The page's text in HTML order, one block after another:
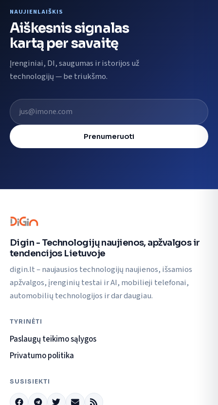
NAUJIENLAIŠKIS
Aiškesnis signalas
kartą per savaitę
Įrenginiai, DI, saugumas ir istorijos už
technologijų — be triukšmo.
El. pašto adresas
Prenumeruoti
Digin - Technologijų naujienos, apžvalgos ir
tendencijos Lietuvoje
digin.lt – naujausios technologijų naujienos, išsamios
apžvalgos, įrenginių testai ir AI, mobilieji telefonai,
automobilių technologijos ir dar daugiau.
TYRINĖTI
Paslaugų teikimo sąlygos
Privatumo politika
SUSISIEKTI